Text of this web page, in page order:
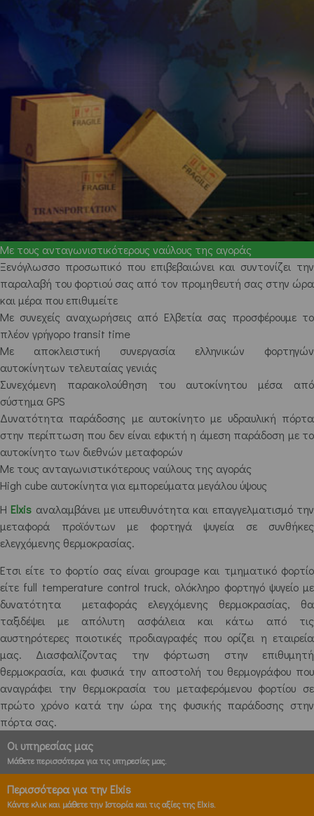
Με τους ανταγωνιστικότερους ναύλους της αγοράς
Ξενόγλωσσο προσωπικό που επιβεβαιώνει και συντονίζει την
παραλαβή του φορτιού σας από τον προμηθευτή σας στην ώρα
και μέρα που επιθυμείτε
Με συνεχείς αναχωρήσεις από Ελβετία σας προσφέρουμε το
πλέον γρήγορο transit time
Με αποκλειστική συνεργασία ελληνικών φορτηγών
αυτοκίνητων τελευταίας γενιάς
Συνεχόμενη παρακολούθηση του αυτοκίνητου μέσα από
σύστημα GPS
Δυνατότητα παράδοσης με αυτοκίνητο με υδραυλική πόρτα
στην περίπτωση που δεν είναι εφικτή η άμεση παράδοση με το
αυτοκίνητο των διεθνών μεταφορών
Με τους ανταγωνιστικότερους ναύλους της αγοράς
High cube αυτοκίνητα για εμπορεύματα μεγάλου ύψους
Η Elxis αναλαμβάνει με υπευθυνότητα και επαγγελματισμό την
μεταφορά προϊόντων με φορτηγά ψυγεία σε συνθήκες
ελεγχόμενης θερμοκρασίας.
Έτσι είτε το φορτίο σας είναι groupage και τμηματικό φορτίο
είτε full temperature control truck, ολόκληρο φορτηγό ψυγείο με
δυνατότητα μεταφοράς ελεγχόμενης θερμοκρασίας, θα
ταξιδέψει με απόλυτη ασφάλεια και κάτω από τις
αυστηρότερες ποιοτικές προδιαγραφές που ορίζει η εταιρεία
μας. Διασφαλίζοντας την φόρτωση στην επιθυμητή
θερμοκρασία, και φυσικά την αποστολή του θερμογράφου που
αναγράφει την θερμοκρασία του μεταφερόμενου φορτίου σε
πρώτο χρόνο κατά την ώρα της φυσικής παράδοσης στην
πόρτα σας.
Οι υπηρεσίας μας
Μάθετε περισσότερα για τις υπηρεσίες μας.
Περισσότερα για την Elxis
Κάντε κλικ και μάθετε την Ιστορία και τις αξίες της Elxis.